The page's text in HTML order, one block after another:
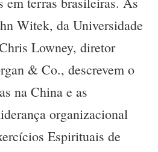
Witek, da Universidade
Lowney, diretor
& Co., descrevem o
na China e as
organizacional
Espirituais de